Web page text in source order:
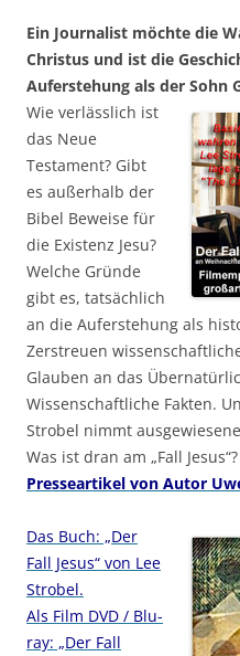
Ein Journalist möchte die
Christus und ist die
Auferstehung als der Sohn
Wie verlässlich ist
das Neue
Testament? Gibt
es außerhalb der
Bibel Beweise für
die Existenz Jesu?
Welche Gründe
gibt es, tatsächlich
an die Auferstehung als
Zerstreuen
Glauben an das
Wissenschaftliche Fakten.
Strobel nimmt
Was ist dran am „Fall Jesus“?
Presseartikel von Autor
Das Buch: „Der
Fall Jesus“ von Lee
Strobel.
Als Film DVD / Blu-
ray: „Der Fall